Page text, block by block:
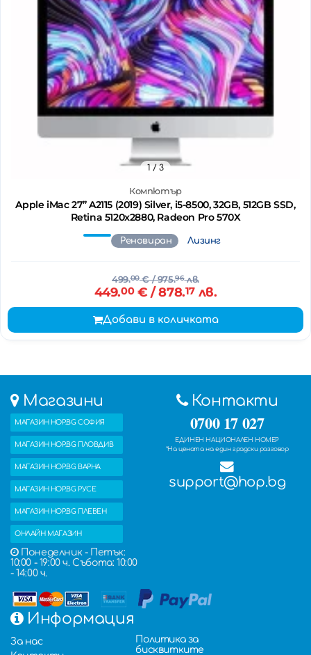
Компютър
Apple iMac 27’’ A2115 (2019) Silver, i5-8500, 32GB, 512GB SSD,
Retina 5120x2880, Radeon Pro 570X
1 / 3
Реновиран Лизинг
499.00€/ 975.96лв.
449.00€ / 878.17лв.
Добави в количката
Магазини
МАГАЗИН HOP.BG СОФИЯ
МАГАЗИН HOP.BG ПЛОВДИВ
МАГАЗИН HOP.BG ВАРНА
МАГАЗИН HOP.BG РУСЕ
МАГАЗИН HOP.BG ПЛЕВЕН
ОНЛАЙН МАГАЗИН
Понеделник - Петък:
10:00 - 19:00 ч. Събота: 10:00
- 14:00 ч.
Контакти
0700 17 027
ЕДИНЕН НАЦИОНАЛЕН НОМЕР
*На цената на един градски разговор
support@hop.bg
Информация
За нас
Политика за
бисквитките